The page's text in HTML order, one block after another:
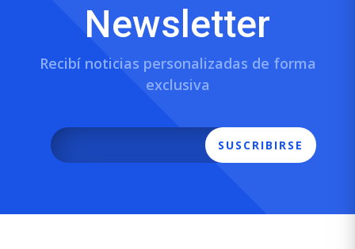
Newsletter
Recibí noticias personalizadas de forma
exclusiva
SUSCRIBIRSE